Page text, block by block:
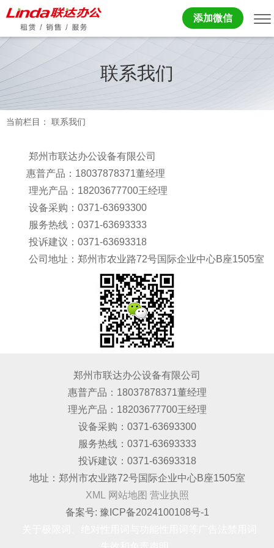
添加微信
联系我们
当前栏目： 联系我们
郑州市联达办公设备有限公司
惠普产品：18037878371董经理
理光产品：18203677700王经理
设备采购：0371-63693300
服务热线：0371-63693333
投诉建议：0371-63693318
公司地址：郑州市农业路72号国际企业中心B座1505室
郑州市联达办公设备有限公司
‍惠普产品：18037878371董经理
理光产品：18203677700王经理
设备采购：0371-63693300
服务热线：0371-63693333
投诉建议：0371-63693318
地址：郑州市农业路72号国际企业中心B座1505室
XML
网站地图 营业执照
备案号: 豫ICP备2024100108号-1